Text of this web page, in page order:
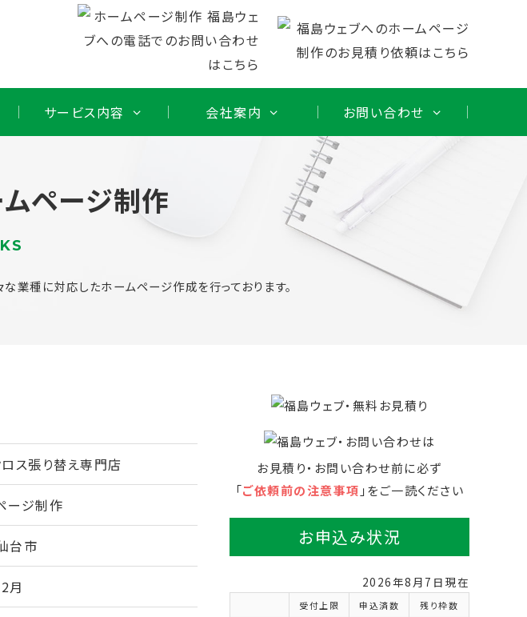
サービス内容 会社案内 お問い合わせ
ページ制作
業種に対応したホームページ作成を行っております。
ロス張り替え専門店
ージ制作
台市
月
お見積り・お問い合わせ前に必ず
「ご依頼前の注意事項 」をご一読ください
お申込み状況
2026年8月7日現在
受付上限 申込済数 残り枠数